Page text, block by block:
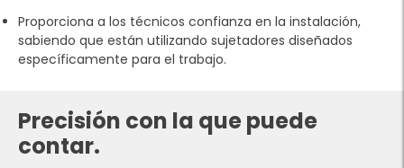
Proporciona a los técnicos confianza en la instalación,
sabiendo que están utilizando sujetadores diseñados
específicamente para el trabajo.
Precisión con la que puede
contar.